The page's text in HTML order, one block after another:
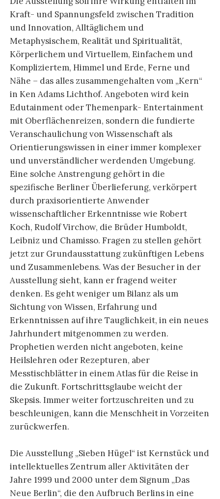
Kraft- und Spannungsfeld zwischen Tradition
und Innovation, Alltäglichem und
Metaphysischem, Realität und Spiritualität,
Körperlichem und Virtuellem, Einfachem und
Kompliziertem, Himmel und Erde, Ferne und
Nähe – das alles zusammengehalten vom „Kern“
in Ken Adams Lichthof. Angeboten wird kein
Edutainment oder Themenpark- Entertainment
mit Oberflächenreizen, sondern die fundierte
Veranschaulichung von Wissenschaft als
Orientierungswissen in einer immer komplexer
und unverständlicher werdenden Umgebung.
Eine solche Anstrengung gehört in die
spezifische Berliner Überlieferung, verkörpert
durch praxisorientierte Anwender
wissenschaftlicher Erkenntnisse wie Robert
Koch, Rudolf Virchow, die Brüder Humboldt,
Leibniz und Chamisso. Fragen zu stellen gehört
jetzt zur Grundausstattung zukünftigen Lebens
und Zusammenlebens. Was der Besucher in der
Ausstellung sieht, kann er fragend weiter
denken. Es geht weniger um Bilanz als um
Sichtung von Wissen, Erfahrung und
Erkenntnissen auf ihre Tauglichkeit, in ein neues
Jahrhundert mitgenommen zu werden.
Prophetien werden nicht angeboten, keine
Heilslehren oder Rezepturen, aber
Messtischblätter in einem Atlas für die Reise in
die Zukunft. Fortschrittsglaube weicht der
Skepsis. Immer weiter fortzuschreiten und zu
beschleunigen, kann die Menschheit in Vorzeiten
zurückwerfen.
Die Ausstellung „Sieben Hügel“ ist Kernstück und
intellektuelles Zentrum aller Aktivitäten der
Jahre 1999 und 2000 unter dem Signum „Das
Neue Berlin“, die den Aufbruch Berlins in eine